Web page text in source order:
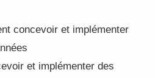
concevoir et implémenter
et implémenter des